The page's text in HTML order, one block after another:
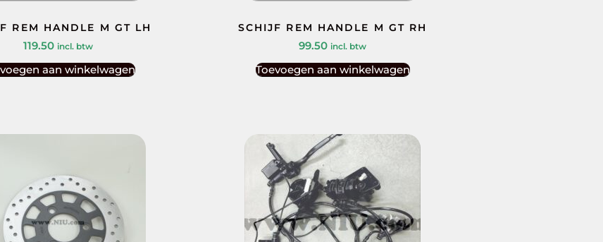
REM HANDLE M GT LH
119.50 incl. btw
aan winkelwagen
SCHIJF REM HANDLE M GT RH
99.50 incl. btw
Toevoegen aan winkelwagen